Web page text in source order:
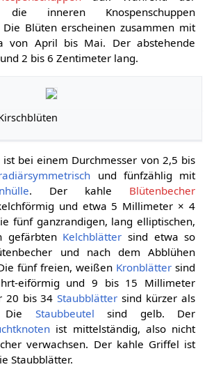
inneren Knospenschuppen
Die Blüten erscheinen zusammen mit
von April bis Mai. Der abstehende
2 bis 6 Zentimeter lang.
ist bei einem Durchmesser von 2,5 bis
und fünfzählig mit
. Der kahle Blütenbecher
und etwa 5 Millimeter × 4
fünf ganzrandigen, lang elliptischen,
gefärbten Kelchblätter sind etwa so
und nach dem Abblühen
fünf freien, weißen Kronblätter sind
eiförmig und 9 bis 15 Millimeter
20 bis 34Staubblätter sind kürzer als
Die Staubbeutel sind gelb. Der
ist mittelständig, also nicht
verwachsen. Der kahle Griffel ist
Staubblätter.